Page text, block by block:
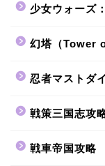
少女ウォーズ
幻塔（Tower
忍者マストダ
戦策三国志攻
戦車帝国攻略